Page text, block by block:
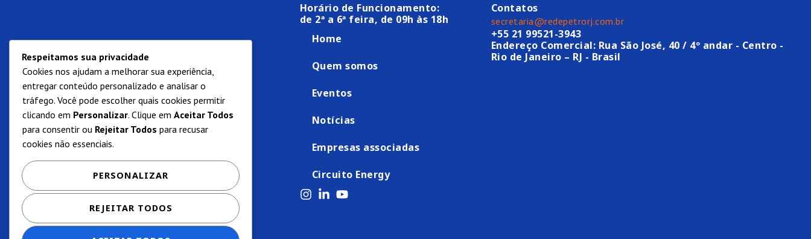
Horário de Funcionamento:
de 2ª a 6ª feira, de 09h às 18h
Home
Quem somos
Eventos
Notícias
Empresas associadas
Circuito Energy
Contatos
secretaria@redepetrorj.com.br
+55 21 99521-3943
Endereço Comercial: Rua São José, 40 / 4º andar - Centro -
Rio de Janeiro – RJ - Brasil
Respeitamos sua privacidade
Cookies nos ajudam a melhorar sua experiência,
entregar conteúdo personalizado e analisar o
tráfego. Você pode escolher quais cookies permitir
clicando em Personalizar. Clique em Aceitar Todos
para consentir ou Rejeitar Todos para recusar
cookies não essenciais.
PERSONALIZAR
REJEITAR TODOS